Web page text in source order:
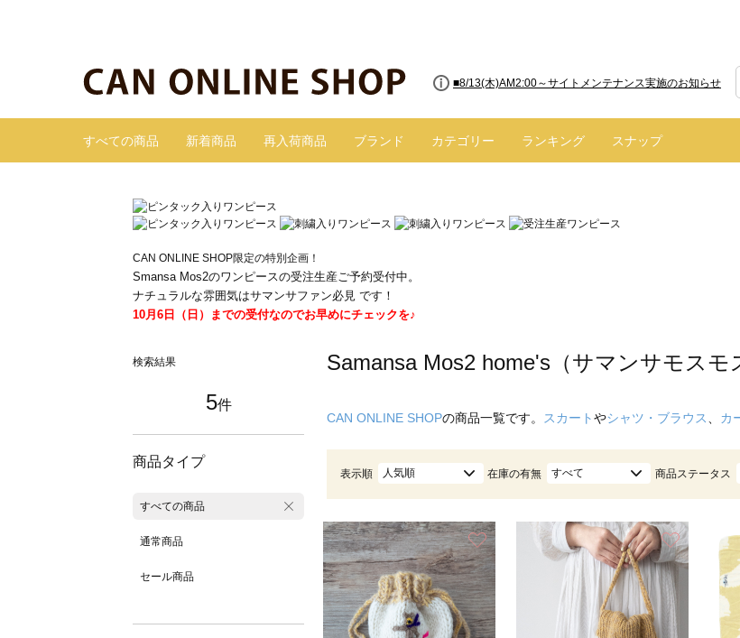
■8/13(木)AM2:00～サイトメンテナンス実施のお知らせ
すべての商品 新着商品 再入荷商品 ブランド カテゴリー ランキング スナップ
CAN ONLINE SHOP限定の特別企画！
Smansa Mos2のワンピースの受注生産ご予約受付中。
ナチュラルな雰囲気はサマンサファン必見 です！
10月6日（日）までの受付なのでお早めにチェックを♪
検索結果
5件
商品タイプ
すべての商品
通常商品
セール商品
Samansa Mos2 home's（サマンサモス
CAN ONLINE SHOPの商品一覧です。 スカートやシャツ・ブラウス カ
表示順 人気順 在庫の有無 すべて 商品ステータス
お気に入り お気に入り